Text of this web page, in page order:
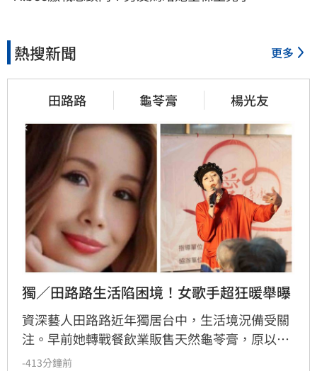
熱搜新聞 更多
田路路 龜苓膏 楊光友
獨／田路路生活陷困境！女歌手超狂暖舉曝
資深藝人田路路近年獨居台中，生活境況備受關
注。早前她轉戰餐飲業販售天然龜苓膏，原以為
事業漸入佳境，卻因身體狀況欠佳及腳傷復發，
-413分鐘前